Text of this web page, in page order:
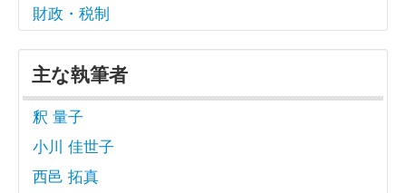
財政・税制
主な執筆者
釈 量子
小川 佳世子
西邑 拓真